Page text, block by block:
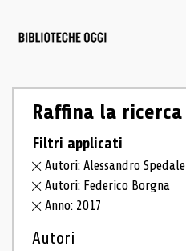
Raffina la ricerca
Filtri applicati
Autori: Alessandro Spedale
Autori: Federico Borgna
Anno: 2017
Autori